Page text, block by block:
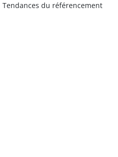
Tendances du référencement